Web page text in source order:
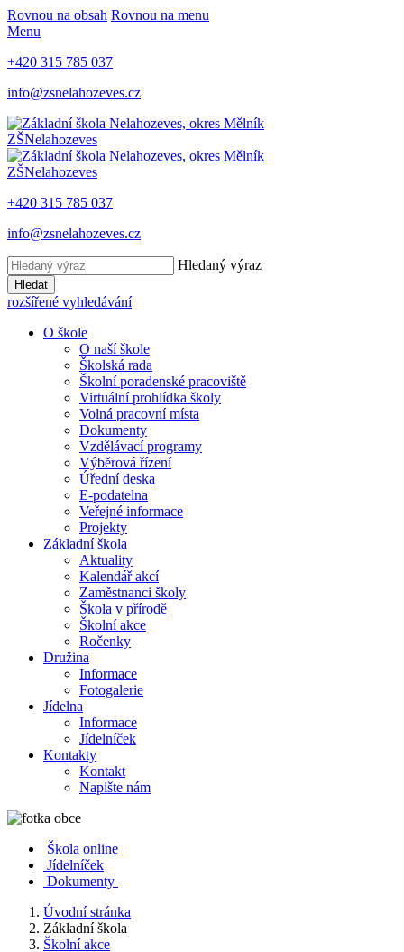
Rovnou na obsah Rovnou na menu
Menu
+420 315 785 037
info@zsnelahozeves.cz
ZŠNelahozeves
ZŠNelahozeves
+420 315 785 037
info@zsnelahozeves.cz
Hledaný výraz
Hledat
rozšířené vyhledávání
O škole
O naší škole
Školská rada
Školní poradenské pracoviště
Virtuální prohlídka školy
Volná pracovní místa
Dokumenty
Vzdělávací programy
Výběrová řízení
Úřední deska
E-podatelna
Veřejné informace
Projekty
Základní škola
Aktuality
Kalendář akcí
Zaměstnanci školy
Škola v přírodě
Školní akce
Ročenky
Družina
Informace
Fotogalerie
Jídelna
Informace
Jídelníček
Kontakty
Kontakt
Napište nám
Škola online
Jídelníček
Dokumenty
Úvodní stránka
Základní škola
Školní akce